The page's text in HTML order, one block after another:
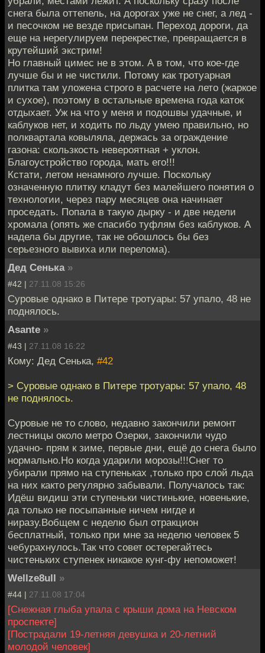
снега была оттепель, на дорогах уже не снег, а лед -
и песочком не везде присыпан. Переход дороги, да
еще на нерегулируем перекрестке, превращается в
крутейший экстрим!
Но главный цимес не в этом. А в том, что кое-где
лучше бы и не чистили. Потому как тротуарная
плитка там уложена строго в расчете на лето (жаркое
и сухое), поэтому в остальные времена года каток
отдыхает. Уж на что у меня и подошвы удачные, и
каблуков нет, и ходить по льду умею правильно, но
полквартала ковыляла, держась за ограждение
газона: скользкость невероятная + уклон.
Благоустройство города, мать его!!!
Кстати, летом ненамного лучше. Поскольку
означенную плитку кладут без малейшего понятия о
технологии, через пару месяцев она начинает
проседать. Попала в такую дырку - и две недели
хромала (опять же спасибо туфлям без каблуков. А
надела бы другие, так не обошлось бы без
серьезного вывиха или перелома).
Дед Сенька »
#42 | 27.11.08 15:26
Суровые однако в Питере тротуары: 57 упало, 48 не
поднялось.
Asante »
#43 | 27.11.08 16:22
Кому: Дед Сенька, #42
> Суровые однако в Питере тротуары: 57 упало, 48
не поднялось.
Суровые не то слово, недавно закончили ремонт
лестницы около метро Озерки, закончили чудо
удачно- прям к зиме, первые дни, ещё до снега было
нормально.Но когда ударили морозы!!!Снег то
убирали прямо на ступеньках ,только про слой льда
на них както регулярно забывали. Получалось так:
Идёш видиш эти ступеньки чистинькие, новенькие,
да только не посыпанные ничем нигде и
ниразу.Вобщем с неделю был отракцион
бесплатный, только при мне за неделю человек 5
чебурахнулось.Так что совет остерегайтесь
чистеньких ступенек никакое кунг-фу непоможет!
Wellze8ull »
#44 | 27.11.08 17:04
[Снежная глыба упала с крыши дома на Невском
проспекте]
[Пострадали 19-летняя девушка и 20-летний
молодой человек]